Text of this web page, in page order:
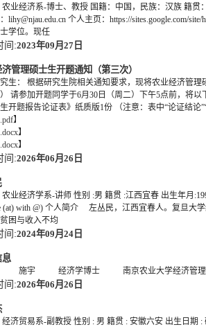
农业经济系-博士、教授 国籍：中国，民族：汉族 籍
lihy@njau.edu.cn 个人主页：https://sites.google.com/
学位。现任
间:2023年09月27日
管理硕士生开题通知（第三次）
生： 根据研究生院相关通知要求，现将农业经济管
请参加开题同学于6月30日（周二）下午5点前，将
开题报告论证表》纸质版1份 （注意：表中“论证结论
.pdf】
.docx】
.docx】
间:2026年06月26日
业经济学系-讲师 性别 :男 籍贯 :江西宜春 出生年月
(at) with @) 个人简介 左丛民，江西宜春人。复旦大
困与收入不均
间:2024年09月24日
息
经济学博士 南京农业大学经济管理学院讲
间:2026年06月26日
济贸易系-副教授 性别 : 男 籍贯 : 安徽六安 出生日期